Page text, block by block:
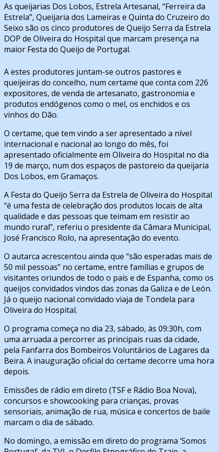
As queijarias Dos Lobos, Estrela Artesanal, “Ferreira da
Estrela”, Queijaria dos Lameiras e Quinta do Cruzeiro do
Seixo são os cinco produtores de Queijo Serra da Estrela
DOP de Oliveira do Hospital que marcam presença na
maior Festa do Queijo de Portugal.
A estes produtores juntam-se outros pastores e
queijeiras do concelho, num certame que conta com 226
expositores, de venda de artesanato, gastronomia e
produtos endógenos como o mel, os enchidos e os
vinhos do Dão.
O certame, que tem vindo a ser apresentado a nível
internacional e nacional ao longo do mês, foi
apresentado oficialmente em Oliveira do Hospital no dia
19 de março, num dos espaços de pastoreio da queijaria
Dos Lobos, em Gramaços.
A Festa do Queijo Serra da Estrela de Oliveira do Hospital
“é uma festa de celebração dos produtos locais de alta
qualidade e das pessoas que teimam em resistir ao
mundo rural”, referiu o presidente da Câmara Municipal,
José Francisco Rolo, na apresentação do evento.
O autarca acrescentou ainda que “são esperadas mais de
50 mil pessoas” no certame, entre famílias e grupos de
visitantes oriundos de todo o país e de Espanha, como os
queijos convidados vindos das zonas da Galiza e de León.
Já o queijo nacional convidado viaja de Tondela para
Oliveira do Hospital.
O programa começa no dia 23, sábado, às 09:30h, com
uma arruada a percorrer as principais ruas da cidade,
pela Fanfarra dos Bombeiros Voluntários de Lagares da
Beira. A inauguração oficial do certame decorre uma hora
depois.
Emissões de rádio em direto (TSF e Rádio Boa Nova),
concursos e showcooking para crianças, provas
sensoriais, animação de rua, música e concertos de baile
marcam o dia de sábado.
No domingo, a emissão em direto do programa ‘Somos